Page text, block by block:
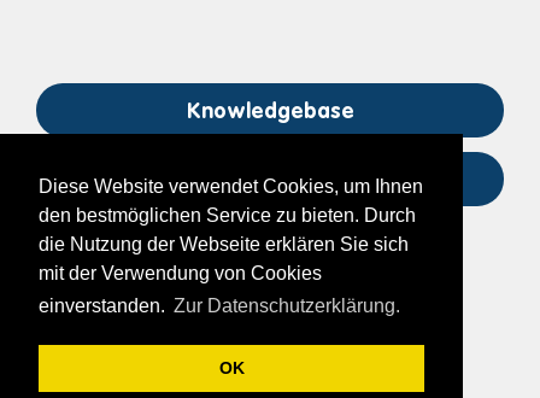
Diese Website verwendet Cookies, um Ihnen
den bestmöglichen Service zu bieten. Durch
die Nutzung der Webseite erklären Sie sich
mit der Verwendung von Cookies
einverstanden. Zur Datenschutzerklärung.
OK
Knowledgebase
support@its-on.at